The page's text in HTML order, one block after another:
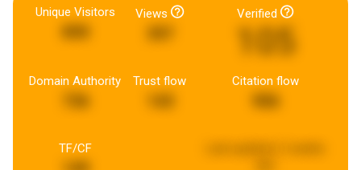
Unique Visitors Views Verified
105
Domain Authority Trust flow Citation flow
906
TF/CF